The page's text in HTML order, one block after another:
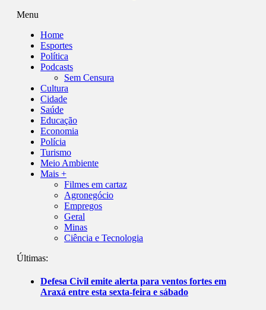
Menu
Home
Esportes
Política
Podcasts
Sem Censura
Cultura
Cidade
Saúde
Educação
Economia
Polícia
Turismo
Meio Ambiente
Mais +
Filmes em cartaz
Agronegócio
Empregos
Geral
Minas
Ciência e Tecnologia
Últimas:
Defesa Civil emite alerta para ventos fortes em
Araxá entre esta sexta-feira e sábado